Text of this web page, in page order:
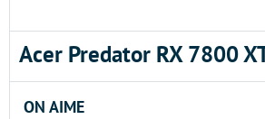
Acer Predator RX 7800
ON AIME